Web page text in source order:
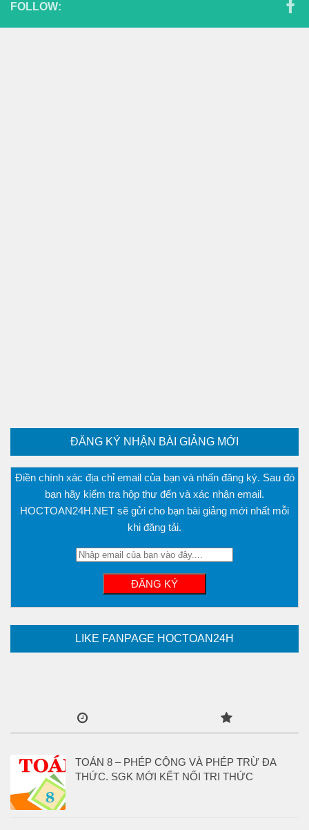
FOLLOW:
ĐĂNG KÝ NHẬN BÀI GIẢNG MỚI
Điền chính xác địa chỉ email của bạn và nhấn đăng ký. Sau đó
bạn hãy kiểm tra hộp thư đến và xác nhận email.
HOCTOAN24H.NET sẽ gửi cho bạn bài giảng mới nhất mỗi
khi đăng tải.
LIKE FANPAGE HOCTOAN24H
TOÁN 8 – PHÉP CỘNG VÀ PHÉP TRỪ ĐA
THỨC. SGK MỚI KẾT NỐI TRI THỨC